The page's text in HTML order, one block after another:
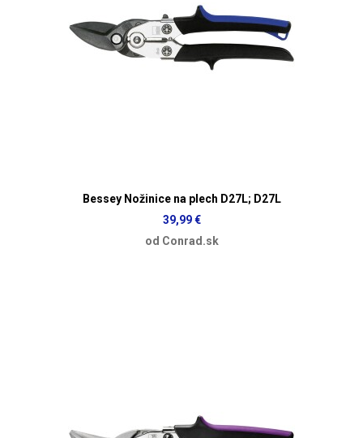
Bessey Nožinice na plech D27L; D27L
39,99 €
od Conrad.sk